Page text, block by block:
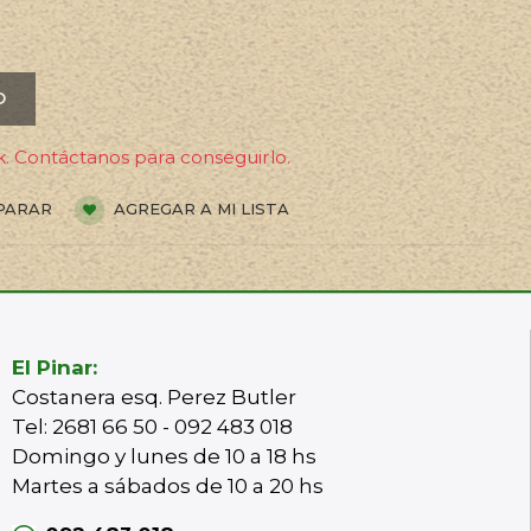
Contáctanos para conseguirlo.
AGREGAR A MI LISTA
El Pinar:
Costanera esq. Perez Butler
Tel: 2681 66 50 - 092 483 018
Domingo y lunes de 10 a 18 hs
Martes a sábados de 10 a 20 hs